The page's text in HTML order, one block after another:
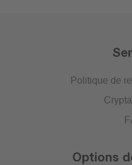
Politique de
Options